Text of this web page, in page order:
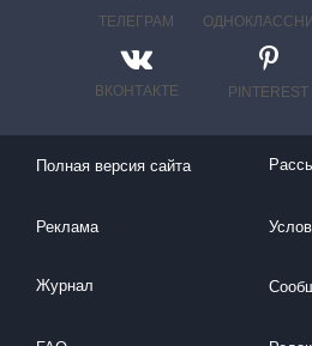
ТЕЛЕГРАМ
ВКОНТАКТЕ PINTEREST
Полная версия сайта
Реклама
Журнал